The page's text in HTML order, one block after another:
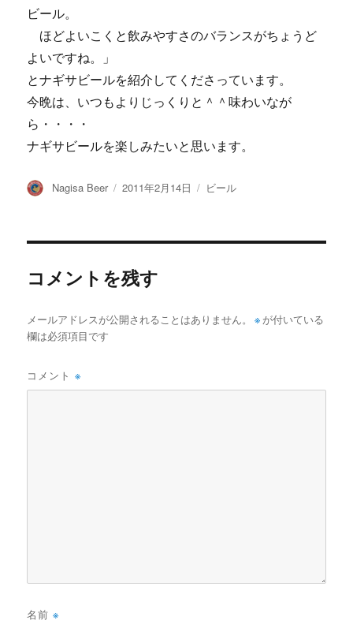
ビール。
ほどよいこくと飲みやすさのバランスがちょうど
よいですね。」
とナギサビールを紹介してくださっています。
今晩は、いつもよりじっくりと＾＾味わいなが
ら・・・・
ナギサビールを楽しみたいと思います。
投
Nagisa Beer
投
2011年2月14日
カ
ビール
コメントを残す
メールアドレスが公開されることはありません。 ※ が付いている
欄は必須項目です
コメント※
名前※